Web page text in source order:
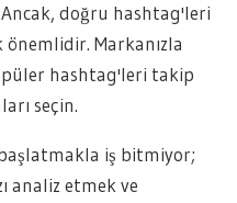
Ancak, doğru hashtag'leri
önemlidir. Markanızla
hashtag'leri takip
seçin.
iş bitmiyor;
analiz etmek ve